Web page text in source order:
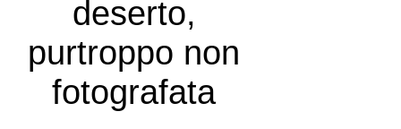
deserto,
purtroppo non
fotografata